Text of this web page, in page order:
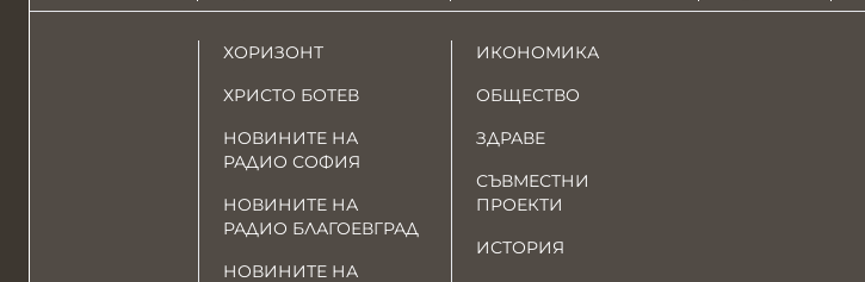
ХОРИЗОНТ
ХРИСТО БОТЕВ
НОВИНИТЕ НА
РАДИО СОФИЯ
НОВИНИТЕ НА
РАДИО БЛАГОЕВГРАД
НОВИНИТЕ НА
ИКОНОМИКА
ОБЩЕСТВО
ЗДРАВЕ
СЪВМЕСТНИ
ПРОЕКТИ
ИСТОРИЯ